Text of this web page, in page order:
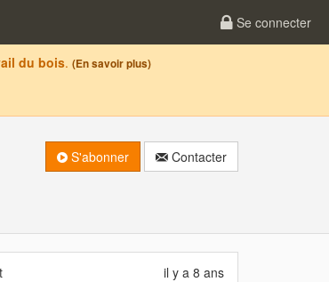
Se connecter
du bois. (En savoir plus)
S'abonner Contacter
il y a 8 ans